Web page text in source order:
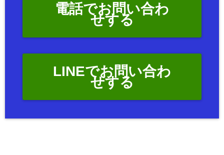
電話でお問い合わ
せする
LINEでお問い合わ
せする